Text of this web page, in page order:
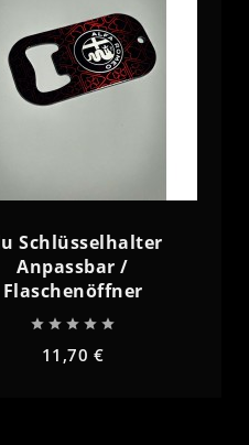
Schlüsselhalter
Anpassbar /
Flaschenöffner
    
11,70 €